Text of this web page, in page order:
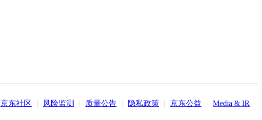
京东社区 | 风险监测 | 质量公告 | 隐私政策 | 京东公益 | Media & IR